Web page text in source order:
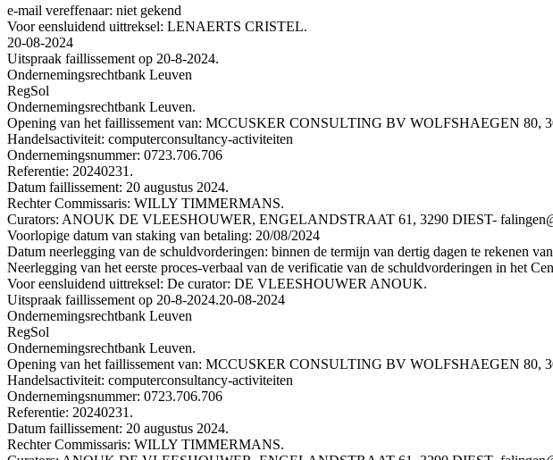
e-mail vereffenaar: niet gekend
Voor eensluidend uittreksel: LENAERTS CRISTEL.
20-08-2024
Uitspraak faillissement op 20-8-2024.
Ondernemingsrechtbank Leuven
RegSol
Ondernemingsrechtbank Leuven.
Opening van het faillissement van: MCCUSKER CONSULTING BV WOLFSHAEGEN 80,
Handelsactiviteit: computerconsultancy-activiteiten
Ondernemingsnummer: 0723.706.706
Referentie: 20240231.
Datum faillissement: 20 augustus 2024.
Rechter Commissaris: WILLY TIMMERMANS.
Curators: ANOUK DE VLEESHOUWER, ENGELANDSTRAAT 61, 3290 DIEST-
Voorlopige datum van staking van betaling: 20/08/2024
Datum neerlegging van de schuldvorderingen: binnen de termijn van dertig dagen te rekenen
Neerlegging van het eerste proces-verbaal van de verificatie van de schuldvorderingen in het
Voor eensluidend uittreksel: De curator: DE VLEESHOUWER ANOUK.
Uitspraak faillissement op 20-8-2024.20-08-2024
Ondernemingsrechtbank Leuven
RegSol
Ondernemingsrechtbank Leuven.
Opening van het faillissement van: MCCUSKER CONSULTING BV WOLFSHAEGEN 80,
Handelsactiviteit: computerconsultancy-activiteiten
Ondernemingsnummer: 0723.706.706
Referentie: 20240231.
Datum faillissement: 20 augustus 2024.
Rechter Commissaris: WILLY TIMMERMANS.